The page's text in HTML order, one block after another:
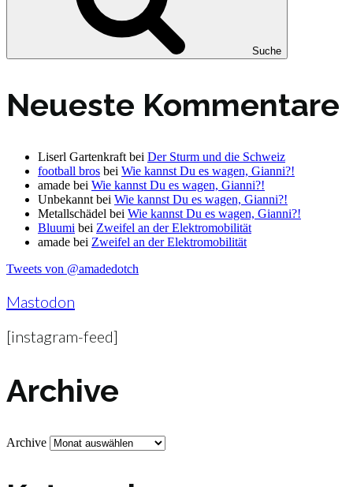
Suche
Neueste Kommentare
Liserl Gartenkraft bei Der Sturm und die Schweiz
football bros bei Wie kannst Du es wagen, Gianni?!
amade bei Wie kannst Du es wagen, Gianni?!
Unbekannt bei Wie kannst Du es wagen, Gianni?!
Metallschädel bei Wie kannst Du es wagen, Gianni?!
Bluumi bei Zweifel an der Elektromobilität
amade bei Zweifel an der Elektromobilität
Tweets von @amadedotch
Mastodon
[instagram-feed]
Archive
Archive